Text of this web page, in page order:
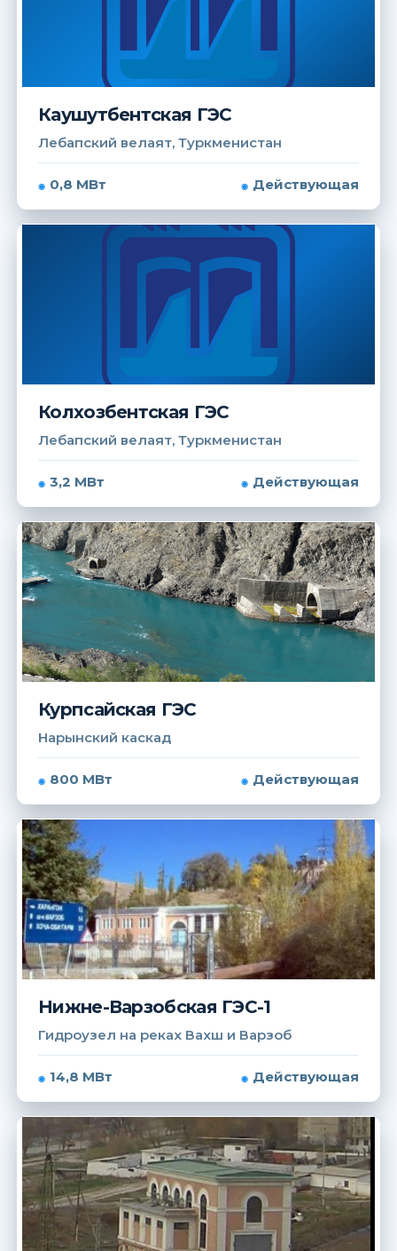
Каушутбентская ГЭС
Лебапский велаят, Туркменистан
0,8 МВт Действующая
Колхозбентская ГЭС
Лебапский велаят, Туркменистан
3,2 МВт Действующая
Курпсайская ГЭС
Нарынский каскад
800 МВт Действующая
Нижне-Варзобская ГЭС-1
Гидроузел на реках Вахш и Варзоб
14,8 МВт Действующая